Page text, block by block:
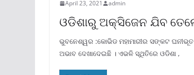
April 23, 2021 admin
ଓଡିଶାରୁ ଅକ୍ସିଜେନ ଯିବ
ଭୁବନେଶ୍ୱର :କୋଭିଡ ମହାମାରୀର ସଙ୍କଟ
ଅଭାବ ଦେଖାଦେଇଛି । ଏଭଳି ସ୍ଥିତିରେ ଓଡିଶା ,